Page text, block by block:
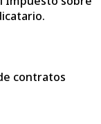
contratos